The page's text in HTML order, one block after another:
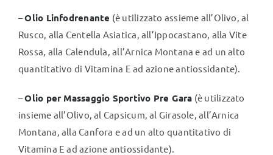
–Olio Linfodrenante (è utilizzato assieme all’Olivo, al
Rusco, alla Centella Asiatica, all’Ippocastano, alla Vite
Rossa, alla Calendula, all’Arnica Montana e ad un alto
quantitativo di Vitamina E ad azione antiossidante).
–Olio per Massaggio Sportivo Pre Gara (è utilizzato
insieme all’Olivo, al Capsicum, al Girasole, all’Arnica
Montana, alla Canfora e ad un alto quantitativo di
Vitamina E ad azione antiossidante).